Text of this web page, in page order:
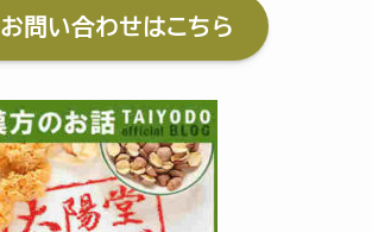
お問い合わせはこちら